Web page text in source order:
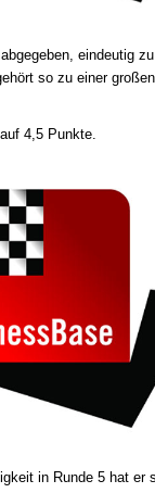
eindeutig
so zu einer
4,5 Punkte.
in Runde 5 hat er